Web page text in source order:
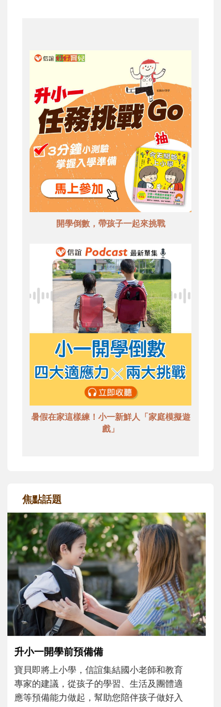
開學倒數，帶孩子一起來挑戰
暑假在家這樣練！小一新鮮人「家庭模擬遊
戲」
焦點話題
和孩子一起長大的那個男人│讀懂父親的
不同模樣
沒有人天生就擅長當爸爸！男人總是在一次
次「前所未有」的體驗中，跟著孩子一起長
大。從給予安全感的肢體遊戲，到獨立自
主、角色認同及解決問題的能力養成。爸爸
正嘗試用不同的模樣，參與孩子每個重要的